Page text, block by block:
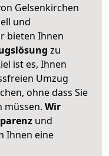
Gelsenkirchen
und
bieten Ihnen
zu
ist es, Ihnen
Umzug
ohne dass Sie
müssen. Wir
und
Ihnen eine